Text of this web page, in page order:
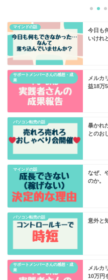
マインドの話
今日も
いけれ
サポートメンバーさんの感想・成
果
メルカ
益18万
パソコン転売の話
暴かれ
とのお
マインドの話
なぜ、
のか。
パソコン転売の話
意外と
サポートメンバーさんの感想・成
果
メルカ
10万円